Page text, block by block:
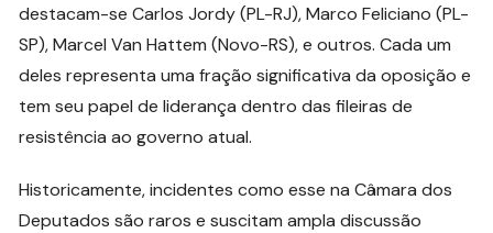
destacam-se Carlos Jordy (PL-RJ), Marco Feliciano (PL-
SP), Marcel Van Hattem (Novo-RS), e outros. Cada um
deles representa uma fração significativa da oposição e
tem seu papel de liderança dentro das fileiras de
resistência ao governo atual.
Historicamente, incidentes como esse na Câmara dos
Deputados são raros e suscitam ampla discussão